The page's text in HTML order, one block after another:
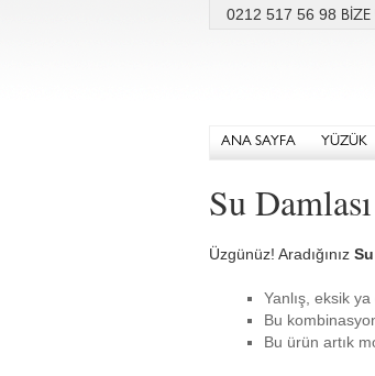
0212 517 56 98 BİZE
ANA SAYFA YÜZÜK
Su
Üzgünüz! Aradığınız
Yanlış, eksik ya
Bu
Bu ürün artık